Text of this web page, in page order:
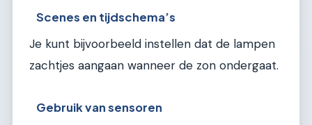
Scenes en tijdschema’s
Je kunt bijvoorbeeld instellen dat de lampen
zachtjes aangaan wanneer de zon ondergaat.
Gebruik van sensoren